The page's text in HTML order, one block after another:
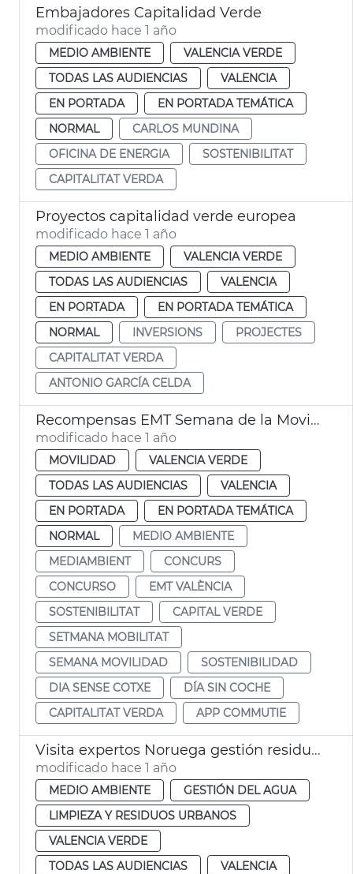
Embajadores Capitalidad Verde
modificado hace 1 año
MEDIO AMBIENTE
VALENCIA VERDE
TODAS LAS AUDIENCIAS
VALENCIA
EN PORTADA
EN PORTADA TEMÁTICA
NORMAL
CARLOS MUNDINA
OFICINA DE ENERGIA
SOSTENIBILITAT
CAPITALITAT VERDA
Proyectos capitalidad verde europea
modificado hace 1 año
MEDIO AMBIENTE
VALENCIA VERDE
TODAS LAS AUDIENCIAS
VALENCIA
EN PORTADA
EN PORTADA TEMÁTICA
NORMAL
INVERSIONS
PROJECTES
CAPITALITAT VERDA
ANTONIO GARCÍA CELDA
Recompensas EMT Semana de la Movilidad
modificado hace 1 año
MOVILIDAD
VALENCIA VERDE
TODAS LAS AUDIENCIAS
VALENCIA
EN PORTADA
EN PORTADA TEMÁTICA
NORMAL
MEDIO AMBIENTE
MEDIAMBIENT
CONCURS
CONCURSO
EMT VALÈNCIA
SOSTENIBILITAT
CAPITAL VERDE
SETMANA MOBILITAT
SEMANA MOVILIDAD
SOSTENIBILIDAD
DIA SENSE COTXE
DÍA SIN COCHE
CAPITALITAT VERDA
APP COMMUTIE
Visita expertos Noruega gestión residuos
modificado hace 1 año
MEDIO AMBIENTE
GESTIÓN DEL AGUA
LIMPIEZA Y RESIDUOS URBANOS
VALENCIA VERDE
TODAS LAS AUDIENCIAS
VALENCIA